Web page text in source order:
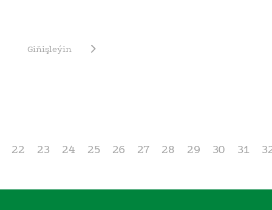
Giňişleýin
22 23 24 25 26 27 28 29 30 31